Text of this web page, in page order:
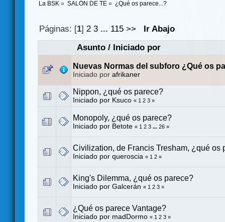
La BSK » SALÓN DE TE » ¿Qué os parece...?
Páginas: [1]2 3 ... 115 >>
Ir Abajo
Asunto/ Iniciado por
Nuevas Normas del subforo ¿Qué os
Iniciado por afrikaner
Nippon, ¿qué os parece?
Iniciado por Ksuco « 1 2 3 »
Monopoly, ¿qué os parece?
Iniciado por Betote « 1 2 3 ... 26 »
Civilization, de Francis Tresham, ¿qué os
Iniciado por queroscia « 1 2 »
King's Dilemma, ¿qué os parece?
Iniciado por Galcerán « 1 2 3 »
¿Qué os parece Vantage?
Iniciado por madDormo « 1 2 3 »